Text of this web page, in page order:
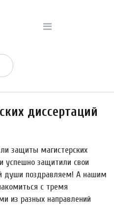
диссертаций
защиты магистерских
успешно защитили свои
души поздравляем! А нашим
с тремя
из разных направлений